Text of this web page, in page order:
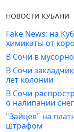
НОВОСТИ КУБАНИ
Fake News: на
химикаты от
В Сочи в
В Сочи
лет колонии
В Сочи
о налипании
"Зайцев" на
штрафом